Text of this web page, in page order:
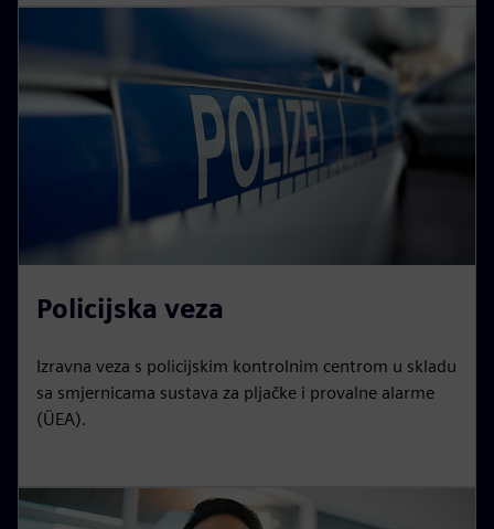
Policijska veza
Izravna veza s policijskim kontrolnim centrom u skladu
sa smjernicama sustava za pljačke i provalne alarme
(ÜEA).